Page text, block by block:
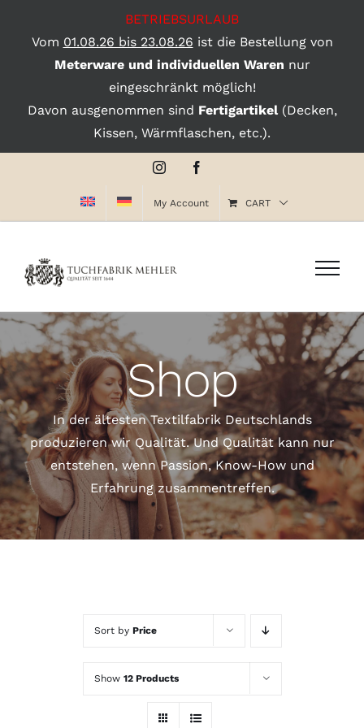
BETRIEBSURLAUB
Vom 01.08.26 bis 23.08.26 ist die Bestellung von
Meterware und individuellen Waren nur
eingeschränkt möglich!
Davon ausgenommen sind Fertigartikel(Decken,
Kissen, Wärmflaschen, etc.).
Instagram
My Account CART
Shop
In der ältesten Textilfabrik Deutschlands
produzieren wir Qualität. Und Qualität kann nur
entstehen, wenn Passion, Know-How und
Erfahrung zusammentreffen.
Sort by Price
Show 12 Products